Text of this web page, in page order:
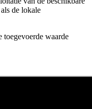
de lokale
toegevoerde waarde